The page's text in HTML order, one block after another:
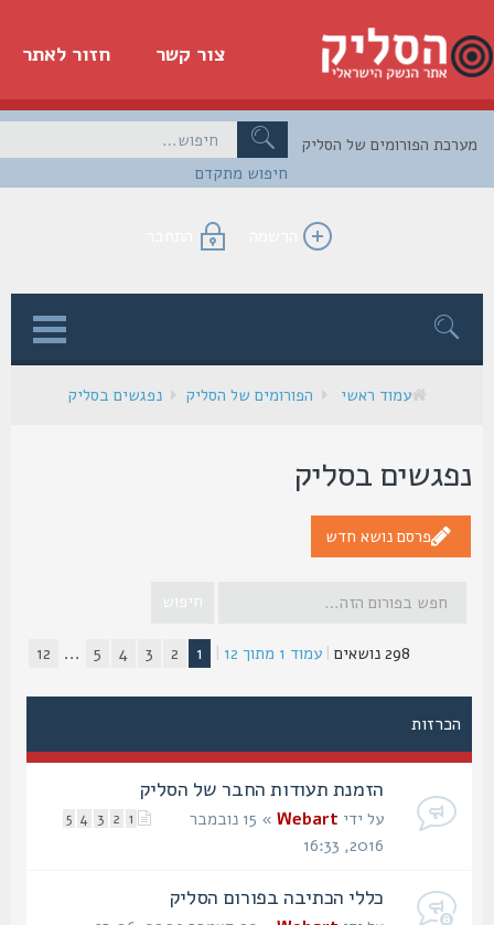
חזור לאתר צור קשר
חיפוש מתקדם
הפורומים של הסליק
הרשמה התחבר
עמוד ראשי הפורומים של הסליק נפגשים בסליק
בסליק
פרסם נושא חדש
|עמוד1מתוך12
|
1
5
...
12
הכרזות
הזמנת תעודות החבר של הסליק
2
3
4
5 על ידיWebart
» 15 נובמבר
כללי הכתיבה בפורום הסליק